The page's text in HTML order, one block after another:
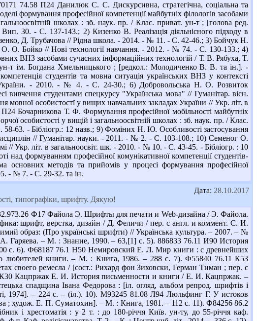
74.58 П24 Данилюк С. С. Дискурсивна, стратегічна, соціальна та
формування професійної компетенції майбутніх філологів засобами
школах : зб. наук. пр. / Клас. приват. ун-т ; [голова ред.
- С. 137-143.; 2) Кизенко В. Реалізація діяльнісного підходу в
Д. Трубачова // Рідна школа. - 2014. - № 11. - С. 42-46.; 3) Бойчук Н.
О. О. Бойко // Нові технології навчання. - 2012. - № 74. - С. 130-133.; 4)
ВНЗ засобами сучасних інформаційних технологій / Т. В. Рябуха, Т.
т ім. Богдана Хмельницького ; [редкол.: Молодиченко В. В. та ін.]. -
студентів та мовна ситуація українських ВНЗ у контексті
України. - 2010. - № 4. - С. 24-30.; 6) Добровольська Н. О. Розвиток
вивчення студентами спецкурсу "Українська мова" // Гуманітар. вісн.
особистостї у вищих навчальних закладах України // Укр. літ. в
Бочарникова Т. Ф. Формування професійної мобільності майбутніх
особистості у вищій і загальноосвітній школах : зб. наук. пр. / Клас.
63. - Бібліогр.: 12 назв.; 9) Фоміних Н. Ю. Особливості застосування
// Гуманітар. науки. - 2011. - № 2. - С. 103-108.; 10) Семеног О.
// Укр. літ. в загальноосвіт. шк. - 2010. - № 10. - С. 43-45. - Бібліогр. : 10
формуванням професійної комунікативної компетенції студентів-
методів та прийомів у процесі формування професійної
- № 7. - С. 29-32. та ін.
Дата: 28.10.2017
типографіки, шрифту. Дякую!
Ф17 Файола Э. Шрифты для печати и Web-дизайна / Э. Файола.
шрифт, верстка, дизайн / Д. Феличи / пер. с англ. и коммент. С. И.
образ: (Про українські шрифти) // Українська культура. – 2007. – №
Гаряева. – М. : Знание, 1990. – 63,[1] с. 5). 886833 76.11 И90 История
с. 6). Ф68187 76.1 Н50 Немировский Е. Л. Мир книги : с древнейших
любителей книги. – М. : Книга, 1986. – 288 с. 7). Ф55840 76.11 К53
своего ремесла / [сост.: Рихард фон Зиховски, Герман Тиман ; пер. с
Кацпржак Е. И. История письменности и книги / Е. И. Кацпржак. –
спадщина Івана Федорова : [іл. огляд, альбом репрод. шрифтів і
1974]. – 224 с. – (іл.). 10). М93245 81.08 Л94 Люльфинг Г. У истоков
худож. Е. П. Суматохин]. – М. : Книга, 1981. – 112 с. 11). Ф84256 86.2
і хрестоматія : у 2 т. : до 180-річчя Київ. ун-ту, до 55-річчя каф.